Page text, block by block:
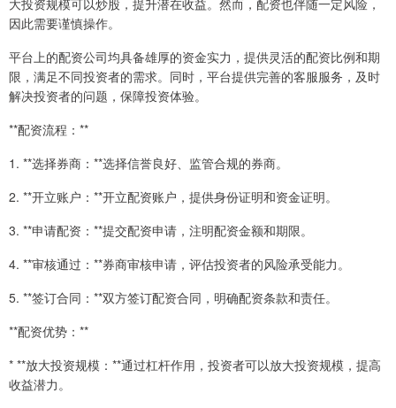
大投资规模可以炒股，提升潜在收益。然而，配资也伴随一定风险，
因此需要谨慎操作。
平台上的配资公司均具备雄厚的资金实力，提供灵活的配资比例和期
限，满足不同投资者的需求。同时，平台提供完善的客服服务，及时
解决投资者的问题，保障投资体验。
**配资流程：**
1. **选择券商：**选择信誉良好、监管合规的券商。
2. **开立账户：**开立配资账户，提供身份证明和资金证明。
3. **申请配资：**提交配资申请，注明配资金额和期限。
4. **审核通过：**券商审核申请，评估投资者的风险承受能力。
5. **签订合同：**双方签订配资合同，明确配资条款和责任。
**配资优势：**
* **放大投资规模：**通过杠杆作用，投资者可以放大投资规模，提高
收益潜力。